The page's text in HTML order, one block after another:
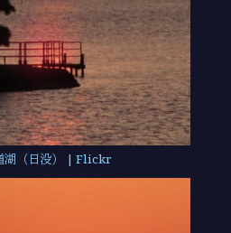
湖（日没） | Flickr